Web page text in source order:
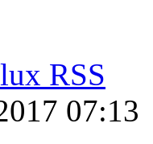
RSS
07:13